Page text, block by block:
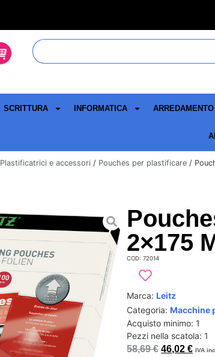
SCRITTURA INFORMATICA ARREDAMENTO
Plastificatrici e accessori / Pouches per plastificare /
2×175
COD: 72014
Marca:Leitz
Categoria:Macchine
Acquisto minimo: 1
Pezzi nella scatola: 1
58,69€ 46,02€ IVA inc.